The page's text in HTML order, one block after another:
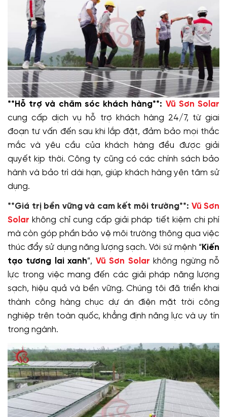
**Hỗ trợ và chăm sóc khách hàng**: Vũ Sơn Solar
cung cấp dịch vụ hỗ trợ khách hàng 24/7, từ giai
đoạn tư vấn đến sau khi lắp đặt, đảm bảo mọi thắc
mắc và yêu cầu của khách hàng đều được giải
quyết kịp thời. Công ty cũng có các chính sách bảo
hành và bảo trì dài hạn, giúp khách hàng yên tâm sử
dụng.
**Giá trị bền vững và cam kết môi trường**: Vũ Sơn
Solar không chỉ cung cấp giải pháp tiết kiệm chi phí
mà còn góp phần bảo vệ môi trường thông qua việc
thúc đẩy sử dụng năng lượng sạch. Với sứ mệnh “Kiến
tạo tương lai xanh”, Vũ Sơn Solar không ngừng nỗ
lực trong việc mang đến các giải pháp năng lượng
sạch, hiệu quả và bền vững. Chúng tôi đã triển khai
thành công hàng chục dự án điện mặt trời công
nghiệp trên toàn quốc, khẳng định năng lực và uy tín
trong ngành.